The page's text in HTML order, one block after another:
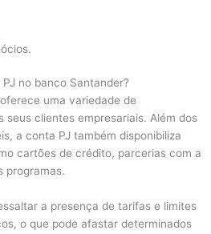
no banco Santander?
uma variedade de
seus clientes empresariais. Além dos
a conta PJ também disponibiliza
cartões de crédito, parcerias com a
programas.
a presença de tarifas e limites
o que pode afastar determinados